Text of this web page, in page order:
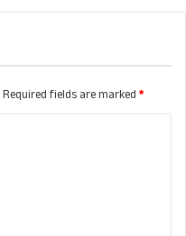
Required fields are marked *